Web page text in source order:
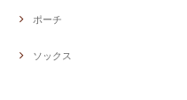
ポーチ
ソックス